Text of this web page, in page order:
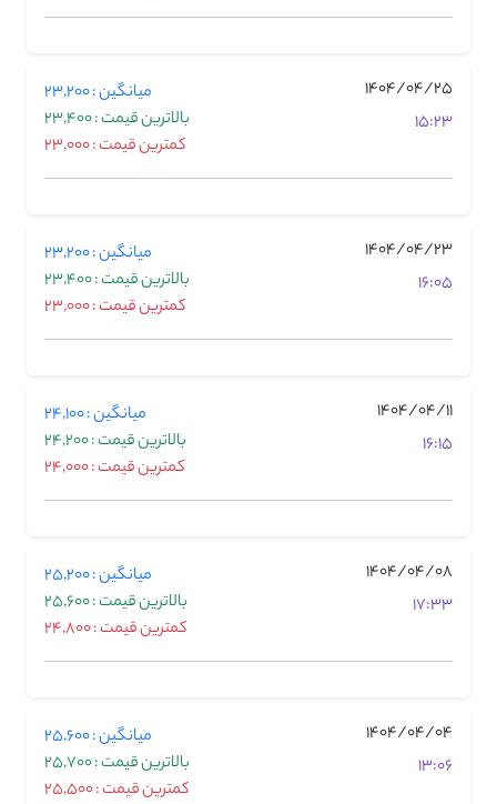
1404/04/25
15:23
میانگین : 23,200
بالاترین قیمت : 23,400
کمترین قیمت : 23,000
1404/04/23
16:05
میانگین : 23,200
بالاترین قیمت : 23,400
کمترین قیمت : 23,000
1404/04/11
16:15
میانگین : 24,100
بالاترین قیمت : 24,200
کمترین قیمت : 24,000
1404/04/08
17:33
میانگین : 25,200
بالاترین قیمت : 25,600
کمترین قیمت : 24,800
1404/04/04
13:06
میانگین : 25,600
بالاترین قیمت : 25,700
کمترین قیمت : 25,500